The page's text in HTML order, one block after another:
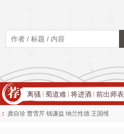
离骚 蜀道难 将进酒 前出师表
龚自珍 曹雪芹 钱谦益 纳兰性德 王国维